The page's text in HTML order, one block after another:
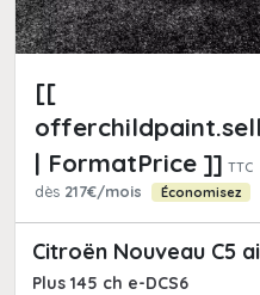
[[
| FormatPrice ]] TTC
dès 217€/mois Économisez
Citroën Nouveau C5
Plus 145 ch e-DCS6